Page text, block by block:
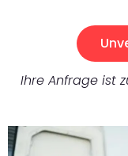
Ihre Anfrage ist